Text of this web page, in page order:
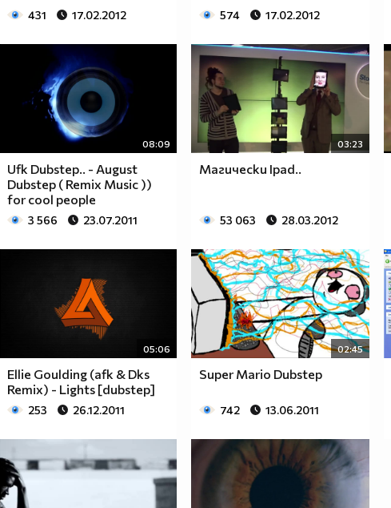
431 17.02.2012 574 17.02.2012
08:09
Ufk Dubstep.. - August
Dubstep ( Remix Music ))
for cool people
3 566 23.07.2011
03:23
Магически Ipad..
53 063 28.03.2012
05:06
Ellie Goulding (afk & Dks
Remix) - Lights [dubstep]
253 26.12.2011
02:45
Super Mario Dubstep
742 13.06.2011